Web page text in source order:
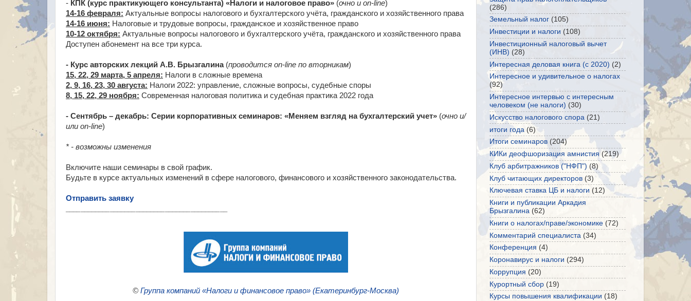
- КПК (курс практикующего консультанта) «Налоги и налоговое право» (очно и on-line)
14-16 февраля: Актуальные вопросы налогового и бухгалтерского учёта, гражданского и хозяйственного права
14-16 июня: Налоговые и трудовые вопросы, гражданское и хозяйственное право
10-12 октября: Актуальные вопросы налогового и бухгалтерского учёта, гражданского и хозяйственного права
Доступен абонемент на все три курса.
- Курс авторских лекций А.В. Брызгалина(проводится on-line по вторникам)
15, 22, 29 марта, 5 апреля: Налоги в сложные времена
2, 9, 16, 23, 30 августа: Налоги 2022: управление, сложные вопросы, судебные споры
8, 15, 22, 29 ноября: Современная налоговая политика и судебная практика 2022 года
- Сентябрь – декабрь: Серии корпоративных семинаров: «Меняем взгляд на бухгалтерский учет» (очно и/
или on-line)
* - возможны изменения
Включите наши семинары в свой график.
Будьте в курсе актуальных изменений в сфере налогового, финансового и хозяйственного законодательства.
Отправить заявку
© Группа компаний «Налоги и финансовое право» (Екатеринбург-Москва)
(286)
Земельный налог (105)
Инвестиции и налоги (108)
Инвестиционный налоговый вычет
(ИНВ) (28)
Интересная деловая книга (с 2020) (2)
Интересное и удивительное о налогах
(92)
Интересное интервью с интересным
человеком (не налоги) (30)
Искусство налогового спора (21)
итоги года (6)
Итоги семинаров (204)
КИКи деофшоризация амнистия (219)
Клуб арбитражников ("НФП") (8)
Клуб читающих директоров (3)
Ключевая ставка ЦБ и налоги (12)
Книги и публикации Аркадия
Брызгалина (62)
Книги о налогах/праве/экономике (72)
Комментарий специалиста (34)
Конференция (4)
Коронавирус и налоги (294)
Коррупция (20)
Курортный сбор (19)
Курсы повышения квалификации (18)